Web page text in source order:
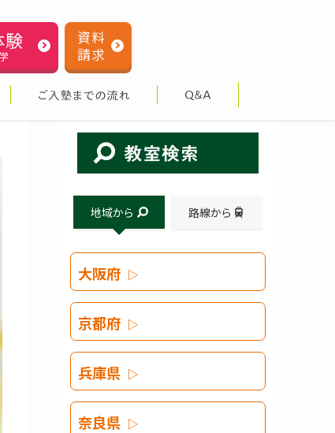
験
資料
請求
地域から 路線から
大阪府
京都府
兵庫県
奈良県